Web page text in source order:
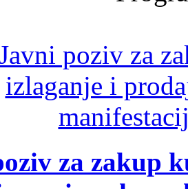
za zakup